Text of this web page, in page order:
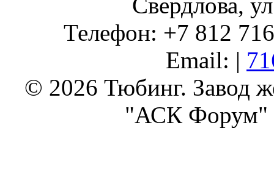
Телефон: +7 812
Email: |
© 2026 Тюбинг. Завод
"АСК Форум"